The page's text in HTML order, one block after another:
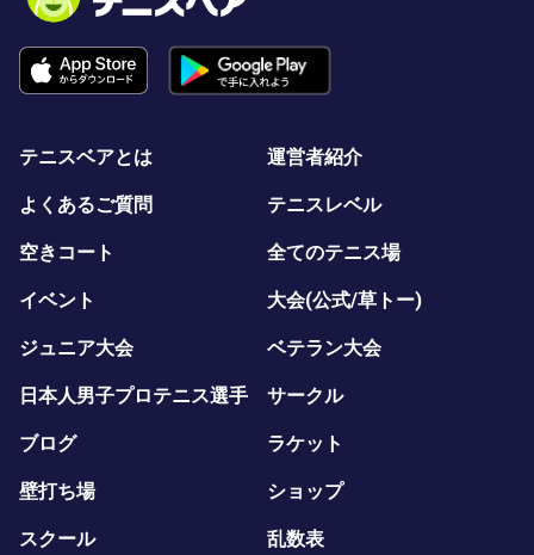
テニスベアとは 運営者紹介
よくあるご質問 テニスレベル
空きコート 全てのテニス場
イベント 大会(公式/草トー)
ジュニア大会 ベテラン大会
日本人男子プロテニス選手 サークル
ブログ ラケット
壁打ち場 ショップ
スクール 乱数表